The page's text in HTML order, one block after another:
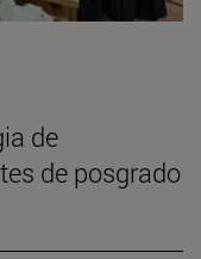
de
de posgrado